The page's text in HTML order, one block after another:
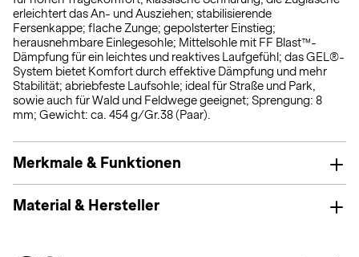
erleichtert das An- und Ausziehen; stabilisierende
Fersenkappe; flache Zunge; gepolsterter Einstieg;
herausnehmbare Einlegesohle; Mittelsohle mit FF Blast™-
Dämpfung für ein leichtes und reaktives Laufgefühl; das GEL®-
System bietet Komfort durch effektive Dämpfung und mehr
Stabilität; abriebfeste Laufsohle; ideal für Straße und Park,
sowie auch für Wald und Feldwege geeignet; Sprengung: 8
mm; Gewicht: ca. 454 g/Gr.38 (Paar).
Merkmale & Funktionen
Material & Hersteller